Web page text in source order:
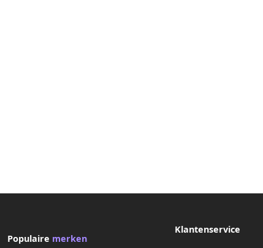
Populaire merken
Klantenservice